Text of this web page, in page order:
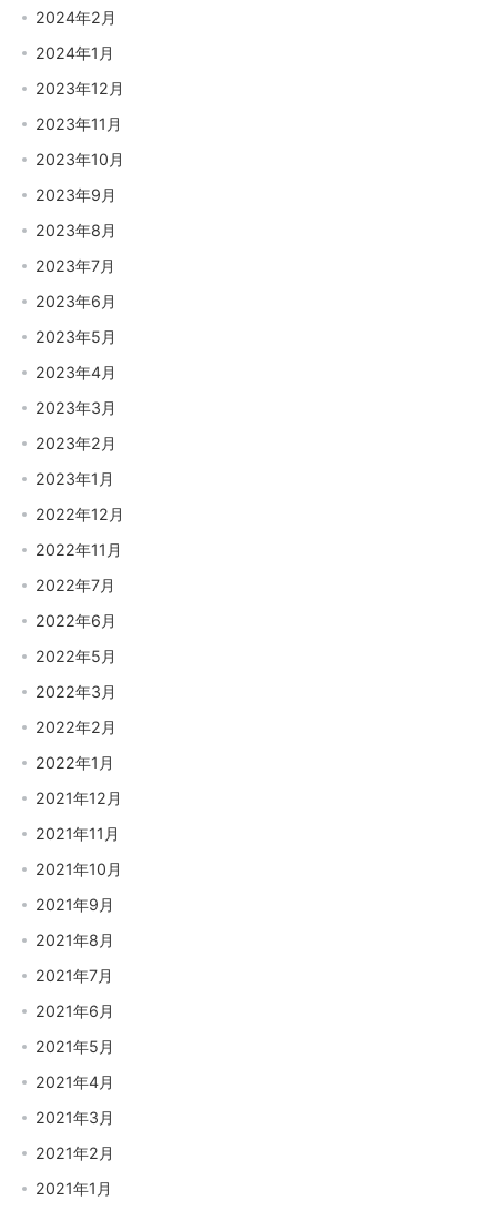
2024年2月
2024年1月
2023年12月
2023年11月
2023年10月
2023年9月
2023年8月
2023年7月
2023年6月
2023年5月
2023年4月
2023年3月
2023年2月
2023年1月
2022年12月
2022年11月
2022年7月
2022年6月
2022年5月
2022年3月
2022年2月
2022年1月
2021年12月
2021年11月
2021年10月
2021年9月
2021年8月
2021年7月
2021年6月
2021年5月
2021年4月
2021年3月
2021年2月
2021年1月